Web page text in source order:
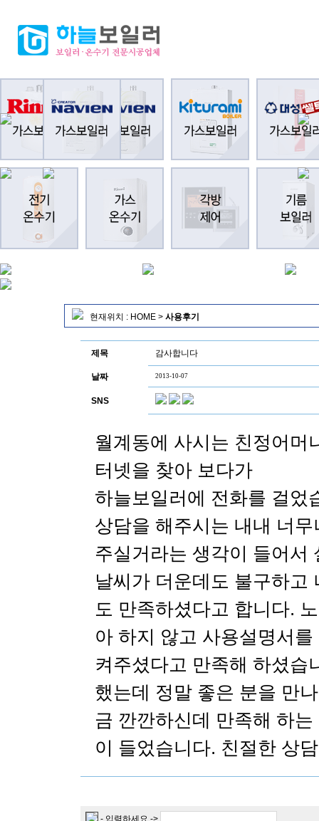
현재위치 : HOME > 사용후기
제목 감사합니다
날짜 2013-10-07
SNS
월계동에 사시는 친정어머
터넷을 찾아 보다가
하늘보일러에 전화를 걸었
상담을 해주시는 내내 너
주실거라는 생각이 들어서
날씨가 더운데도 불구하고
도 만족하셨다고 합니다.
아 하지 않고 사용설명서
켜주셨다고 만족해 하셨습
했는데 정말 좋은 분을 만
금 깐깐하신데 만족해 하
이 들었습니다. 친절한 상
- 입력하세요 ->